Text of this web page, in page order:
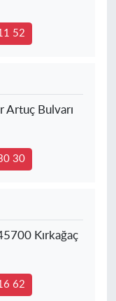
52
Artuç Bulvarı
30
Kırkağaç
62